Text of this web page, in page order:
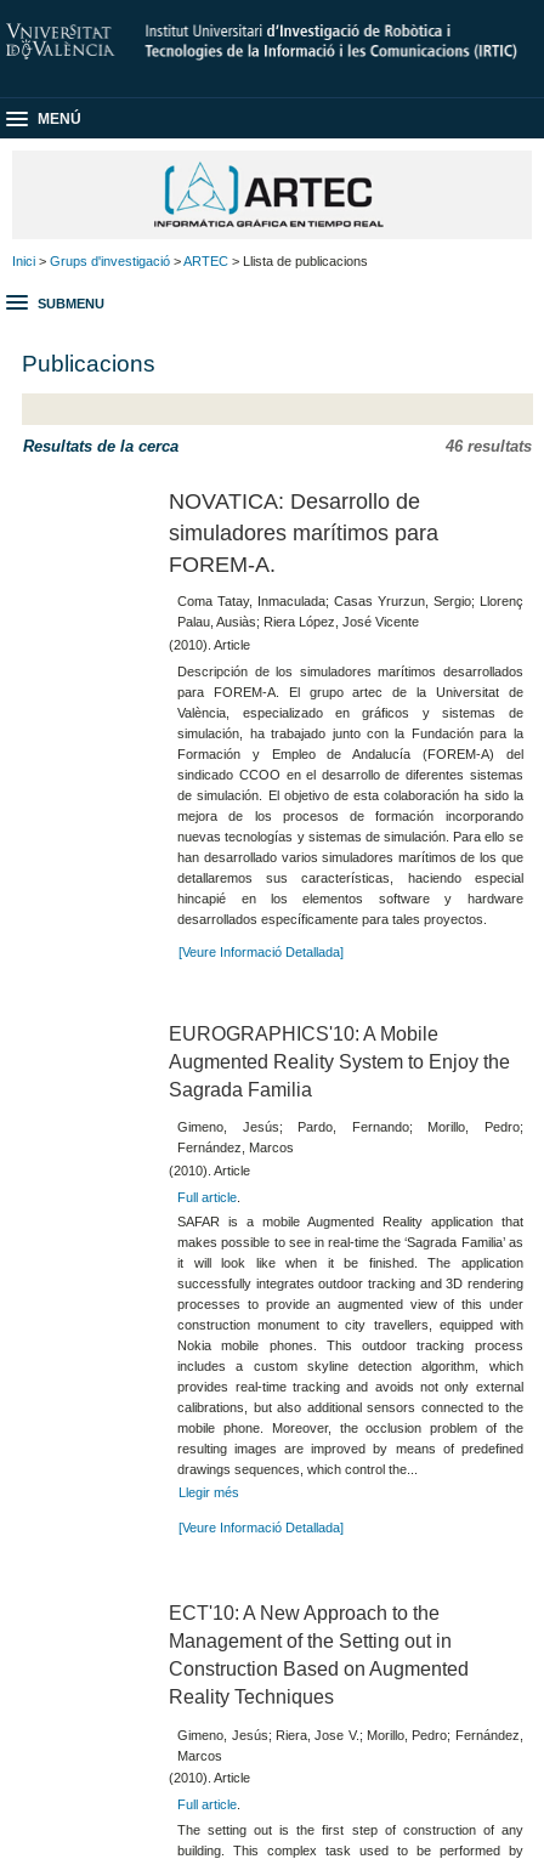
MENÚ
Inici > Grups d'investigació >ARTEC > Llista de publicacions
SUBMENU
Publicacions
Resultats de la cerca 46 resultats
NOVATICA: Desarrollo de
simuladores marítimos para
FOREM-A.
Coma Tatay, Inmaculada; Casas Yrurzun, Sergio; Llorenç
Palau, Ausiàs; Riera López, José Vicente
(2010). Article
Descripción de los simuladores marítimos desarrollados
para FOREM-A. El grupo artec de la Universitat de
València, especializado en gráficos y sistemas de
simulación, ha trabajado junto con la Fundación para la
Formación y Empleo de Andalucía (FOREM-A) del
sindicado CCOO en el desarrollo de diferentes sistemas
de simulación. El objetivo de esta colaboración ha sido la
mejora de los procesos de formación incorporando
nuevas tecnologías y sistemas de simulación. Para ello se
han desarrollado varios simuladores marítimos de los que
detallaremos sus características, haciendo especial
hincapié en los elementos software y hardware
desarrollados específicamente para tales proyectos.
[Veure Informació Detallada]
EUROGRAPHICS'10: A Mobile
Augmented Reality System to Enjoy the
Sagrada Familia
Gimeno, Jesús; Pardo, Fernando; Morillo, Pedro;
Fernández, Marcos
(2010). Article
Full article
SAFAR is a mobile Augmented Reality application that
makes possible to see in real-time the ‘Sagrada Familia’ as
it will look like when it be finished. The application
successfully integrates outdoor tracking and 3D rendering
processes to provide an augmented view of this under
construction monument to city travellers, equipped with
Nokia mobile phones. This outdoor tracking process
includes a custom skyline detection algorithm, which
provides real-time tracking and avoids not only external
calibrations, but also additional sensors connected to the
mobile phone. Moreover, the occlusion problem of the
resulting images are improved by means of predefined
drawings sequences, which control the...
Llegir més
[Veure Informació Detallada]
ECT'10: A New Approach to the
Management of the Setting out in
Construction Based on Augmented
Reality Techniques
Gimeno, Jesús; Riera, Jose V.; Morillo, Pedro; Fernández,
Marcos
(2010). Article
Full article
The setting out is the first step of construction of any
building. This complex task used to be performed by